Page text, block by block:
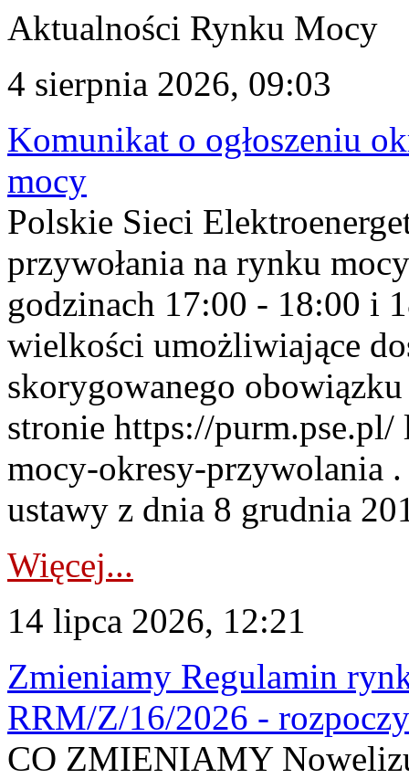
Aktualności Rynku Mocy
4 sierpnia 2026, 09:03
Komunikat o ogłoszeniu
mocy
Polskie Sieci
przywołania na rynku
godzinach 17:00 - 18:00 i
wielkości umożliwiające
skorygowanego
stronie https://
mocy-okresy-przywolania
ustawy z dnia 8 grudnia
Więcej...
14 lipca 2026, 12:21
Zmieniamy Regulamin
RRM/Z/16/2026 -
CO ZMIENIAMY